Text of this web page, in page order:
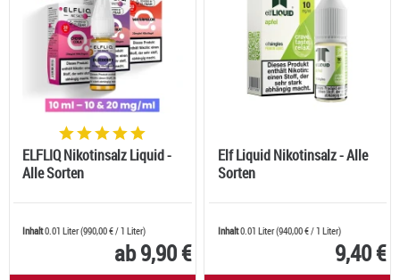
ELFLIQ Nikotinsalz Liquid -
Alle Sorten
Inhalt0.01 Liter(990,00 €/ 1 Liter)
ab 9,90 €
Elf Liquid Nikotinsalz - Alle
Sorten
Inhalt0.01 Liter(940,00 €/ 1 Liter)
9,40 €